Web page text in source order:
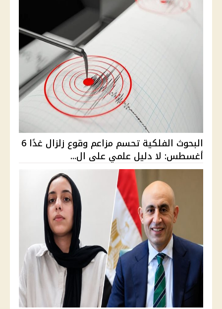
البحوث الفلكية تحسم مزاعم وقوع زلزال غدًا 6
أغسطس: لا دليل علمي على ال...